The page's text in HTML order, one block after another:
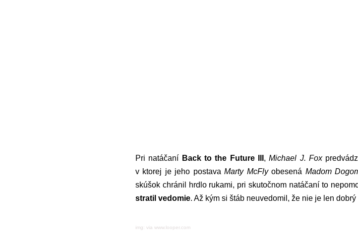
Pri natáčaní Back to the Future III ,Michael J. Fox
v ktorej je jeho postavaMarty McFlyobesená Madom
skúšok chránil hrdlo rukami, pri skutočnom natáčaní to
stratil vedomie. Až kým si štáb neuvedomil, že nie je len
img: via www.looper.com